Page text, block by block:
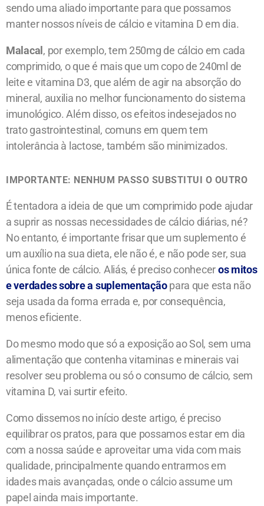
sendo uma aliado importante para que possamos
manter nossos níveis de cálcio e vitamina D em dia.
Malacal, por exemplo, tem 250mg de cálcio em cada
comprimido, o que é mais que um copo de 240ml de
leite e vitamina D3, que além de agir na absorção do
mineral, auxilia no melhor funcionamento do sistema
imunológico. Além disso, os efeitos indesejados no
trato gastrointestinal, comuns em quem tem
intolerância à lactose, também são minimizados.
IMPORTANTE: NENHUM PASSO SUBSTITUI O OUTRO
É tentadora a ideia de que um comprimido pode ajudar
a suprir as nossas necessidades de cálcio diárias, né?
No entanto, é importante frisar que um suplemento é
um auxílio na sua dieta, ele não é, e não pode ser, sua
única fonte de cálcio. Aliás, é preciso conheceros mitos
e verdades sobre a suplementaçãopara que esta não
seja usada da forma errada e, por consequência,
menos eficiente.
Do mesmo modo que só a exposição ao Sol, sem uma
alimentação que contenha vitaminas e minerais vai
resolver seu problema ou só o consumo de cálcio, sem
vitamina D, vai surtir efeito.
Como dissemos no início deste artigo, é preciso
equilibrar os pratos, para que possamos estar em dia
com a nossa saúde e aproveitar uma vida com mais
qualidade, principalmente quando entrarmos em
idades mais avançadas, onde o cálcio assume um
papel ainda mais importante.